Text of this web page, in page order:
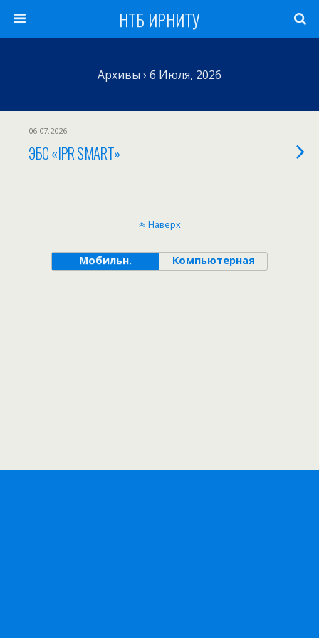
НТБ ИРНИТУ
Архивы › 6 Июля, 2026
06.07.2026
ЭБС «IPR SMART»
Наверх
Мобильн. Компьютерная